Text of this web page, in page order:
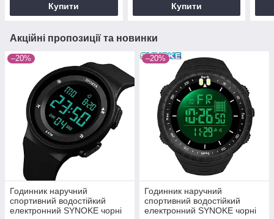
Купити Купити
Акційні пропозиції та новинки
–20%
Годинник наручний
спортивний водостійкий
електронний SYNOKE чорні
–20%
Годинник наручний
спортивний водостійкий
електронний SYNOKE чорні